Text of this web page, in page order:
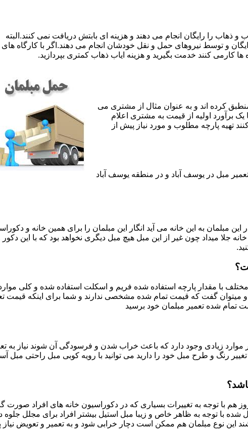
ذهاب را رایگان انجام می دهند و هزینه ای بابتش دریافت نمی کنند.البته
و توسط نیروهای حمل و نقل خودشان انجام می دهند.اگر با کارگاه
کارمی کنند خدمت بگیرید و هزینه ایاب ذهاب کمتری بپردازید.
کرده اند و به عنوان مثال از مشتری می
یک برآورد اولیه از قیمت به مشتری اعلام
تهیه پارچه مطلوب و مورد نیاز پیش از
مبل در یوسف آباد و در منطقه یوسف آباد
مبلمان به این خانه می آید انگار این مبلمان را برای همین خانه و
جلا میداد چون غیر از این مبل هیچ مبل دیگری نخواهد بود که با این
با مقدار پارچه استفاده شده فریم و اسکلت استفاده شده و کلی موارد
گفت که قیمت تمام شده مشخصی ندارند و شما برای اینکه قیمت
تمام شده تعمیر مبلمان خود برسید
زیادی وجود دارد که باعث خراب شدن و فرسودگی آن شوند نیاز به
رنگ و طرح مبل خود را دارید می توانید با رویه کوبی مبل راحتی مبل
هم با توجه به تغییرات بسیاری که در دکوراسیون خانه های افراد
شده با توجه به ظاهر خاص و زیبا مبل استیل بیشتر افراد برای مجلل
این نوع مبلمان هم ممکن است دچار خرابی شود و به تعمیر و تعویض نیاز